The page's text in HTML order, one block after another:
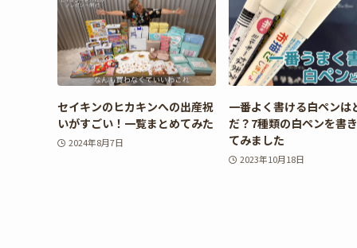
セイキンのヒカキンへの出産祝
いがすごい！一覧まとめてみた
2024年8月7日
一番よく書ける白ペンは
だ？7種類の白ペンを書
てみました
2023年10月18日